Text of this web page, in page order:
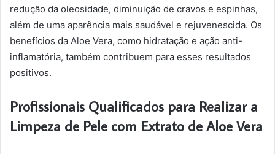
redução da oleosidade, diminuição de cravos e espinhas,
além de uma aparência mais saudável e rejuvenescida. Os
benefícios da Aloe Vera, como hidratação e ação anti-
inflamatória, também contribuem para esses resultados
positivos.
Profissionais Qualificados para Realizar a
Limpeza de Pele com Extrato de Aloe Vera